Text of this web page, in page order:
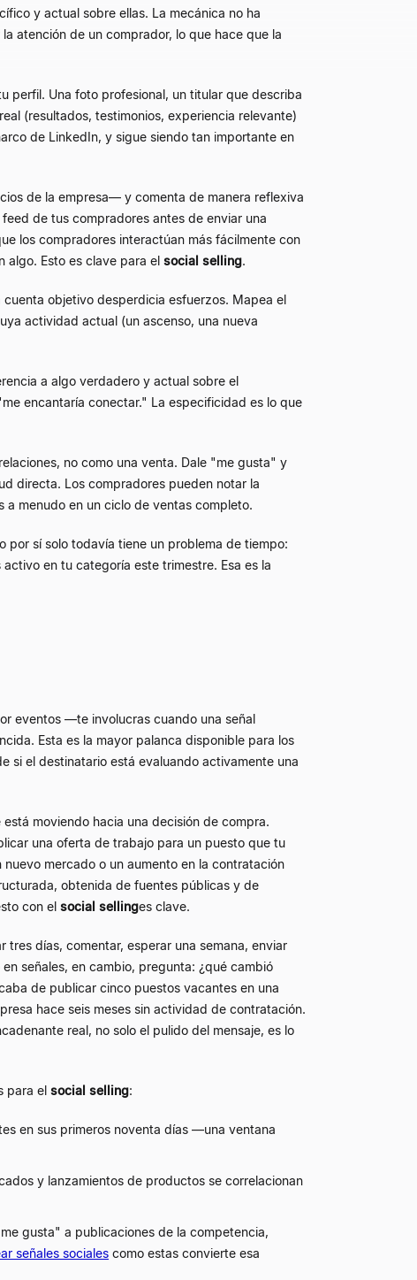
y actual sobre ellas. La mecánica no ha
atención de un comprador, lo que hace que la
perfil. Una foto profesional, un titular que describa
(resultados, testimonios, experiencia relevante)
de LinkedIn, y sigue siendo tan importante en
de la empresa— y comenta de manera reflexiva
de tus compradores antes de enviar una
los compradores interactúan más fácilmente con
algo. Esto es clave para el social selling.
objetivo desperdicia esfuerzos. Mapea el
actividad actual (un ascenso, una nueva
a algo verdadero y actual sobre el
encantaría conectar." La especificidad es lo que
no como una venta. Dale "me gusta" y
directa. Los compradores pueden notar la
menudo en un ciclo de ventas completo.
por sí solo todavía tiene un problema de tiempo:
en tu categoría este trimestre. Esa es la
eventos —te involucras cuando una señal
Esta es la mayor palanca disponible para los
si el destinatario está evaluando activamente una
moviendo hacia una decisión de compra.
una oferta de trabajo para un puesto que tu
mercado o un aumento en la contratación
obtenida de fuentes públicas y de
con el social sellinges clave.
días, comentar, esperar una semana, enviar
señales, en cambio, pregunta: ¿qué cambió
de publicar cinco puestos vacantes en una
hace seis meses sin actividad de contratación.
real, no solo el pulido del mensaje, es lo
para el social selling:
en sus primeros noventa días —una ventana
y lanzamientos de productos se correlacionan
gusta" a publicaciones de la competencia,
señales sociales como estas convierte esa